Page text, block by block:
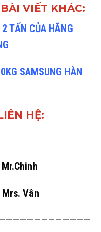
VIẾT KHÁC:
TẤN CỦA HÃNG
SAMSUNG HÀN
HỆ:
Vân